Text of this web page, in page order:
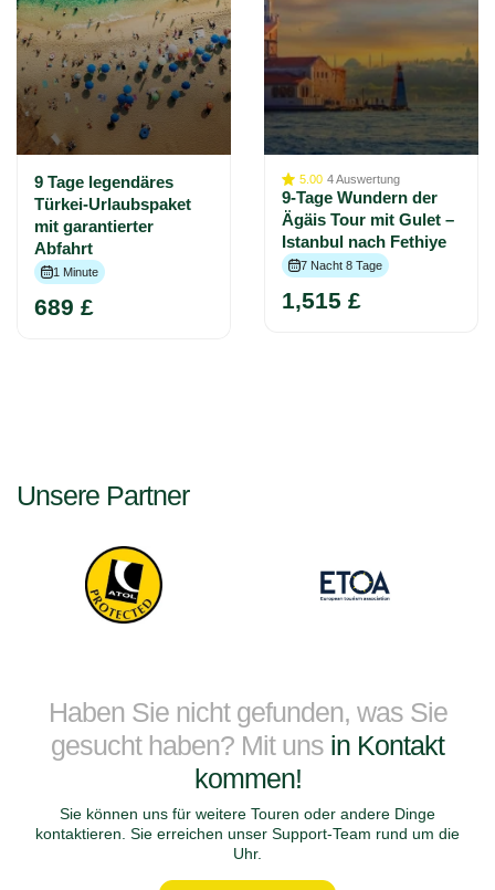
9 Tage legendäres
Türkei-Urlaubspaket
mit garantierter
Abfahrt
1 Minute
689 £
5.00 4Auswertung
9-Tage Wundern der
Ägäis Tour mit Gulet –
Istanbul nach Fethiye
7 Nacht 8 Tage
1,515 £
Unsere Partner
Haben Sie nicht gefunden, was Sie
gesucht haben? Mit uns in Kontakt
kommen!
Sie können uns für weitere Touren oder andere Dinge
kontaktieren. Sie erreichen unser Support-Team rund um die
Uhr.